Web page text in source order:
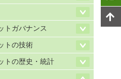
トガバナンス
トの技術
トの歴史・統計